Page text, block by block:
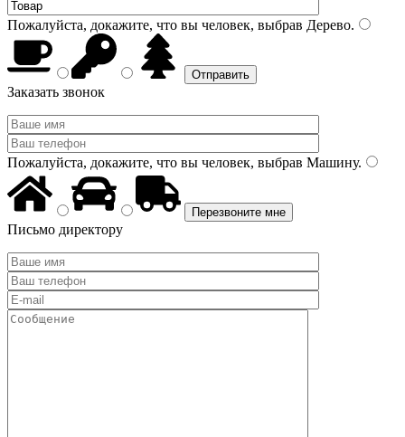
Пожалуйста, докажите, что вы человек, выбрав Дерево.
Заказать звонок
Пожалуйста, докажите, что вы человек, выбрав Машину.
Письмо директору